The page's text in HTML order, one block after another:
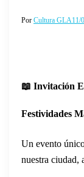
Por Cultura GLA11/
📖 Invitación
Festividades
Un evento
nuestra ciudad,